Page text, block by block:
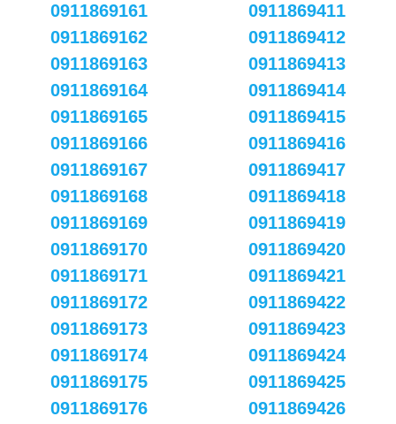
0911869161
0911869162
0911869163
0911869164
0911869165
0911869166
0911869167
0911869168
0911869169
0911869170
0911869171
0911869172
0911869173
0911869174
0911869175
0911869176
0911869411
0911869412
0911869413
0911869414
0911869415
0911869416
0911869417
0911869418
0911869419
0911869420
0911869421
0911869422
0911869423
0911869424
0911869425
0911869426